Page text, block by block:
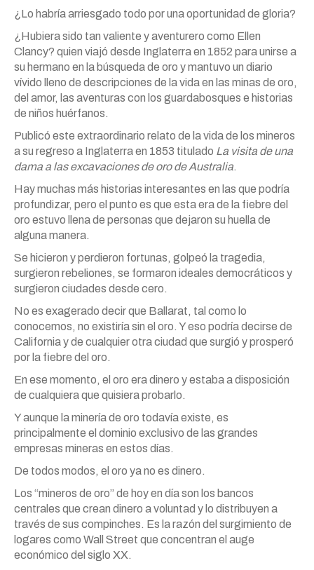
¿Lo habría arriesgado todo por una oportunidad de gloria?
¿Hubiera sido tan valiente y aventurero como Ellen
Clancy? quien viajó desde Inglaterra en 1852 para unirse a
su hermano en la búsqueda de oro y mantuvo un diario
vívido lleno de descripciones de la vida en las minas de oro,
del amor, las aventuras con los guardabosques e historias
de niños huérfanos.
Publicó este extraordinario relato de la vida de los mineros
a su regreso a Inglaterra en 1853 titulado La visita de una
dama a las excavaciones de oro de Australia.
Hay muchas más historias interesantes en las que podría
profundizar, pero el punto es que esta era de la fiebre del
oro estuvo llena de personas que dejaron su huella de
alguna manera.
Se hicieron y perdieron fortunas, golpeó la tragedia,
surgieron rebeliones, se formaron ideales democráticos y
surgieron ciudades desde cero.
No es exagerado decir que Ballarat, tal como lo
conocemos, no existiría sin el oro. Y eso podría decirse de
California y de cualquier otra ciudad que surgió y prosperó
por la fiebre del oro.
En ese momento, el oro era dinero y estaba a disposición
de cualquiera que quisiera probarlo.
Y aunque la minería de oro todavía existe, es
principalmente el dominio exclusivo de las grandes
empresas mineras en estos días.
De todos modos, el oro ya no es dinero.
Los “mineros de oro” de hoy en día son los bancos
centrales que crean dinero a voluntad y lo distribuyen a
través de sus compinches. Es la razón del surgimiento de
logares como Wall Street que concentran el auge
económico del siglo XX.